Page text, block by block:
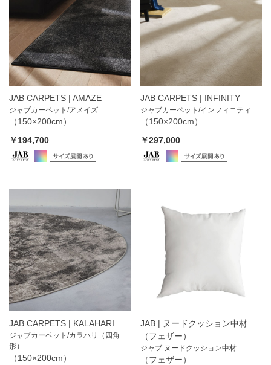
JAB CARPETS | AMAZE
ジャブカーペット/アメイズ
（150×200cm）
￥194,700
JAB CARPETS | INFINITY
ジャブカーペット/インフィニティ
（150×200cm）
￥297,000
JAB CARPETS | KALAHARI
ジャブカーペット/カラハリ（四角
形）
（150×200cm）
JAB | ヌードクッション中材
（フェザー）
ジャブ ヌードクッション中材
（フェザー）